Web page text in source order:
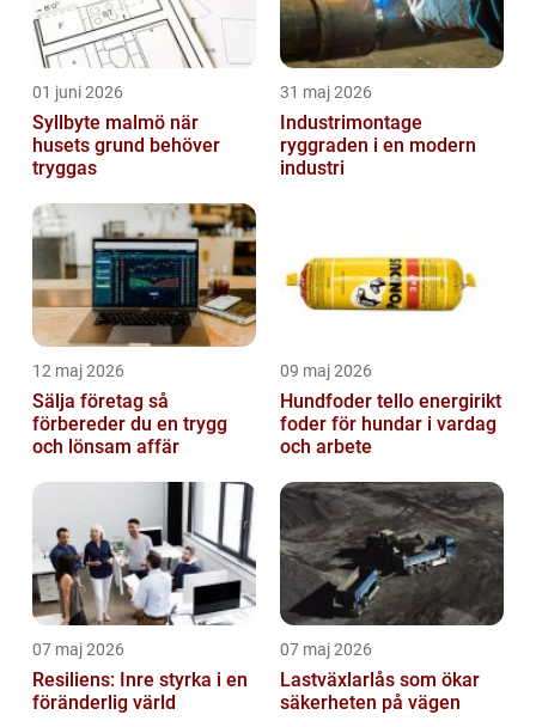
01 juni 2026
Syllbyte malmö när
husets grund behöver
tryggas
31 maj 2026
Industrimontage
ryggraden i en modern
industri
12 maj 2026
Sälja företag så
förbereder du en trygg
och lönsam affär
09 maj 2026
Hundfoder tello energirikt
foder för hundar i vardag
och arbete
07 maj 2026
Resiliens: Inre styrka i en
föränderlig värld
07 maj 2026
Lastväxlarlås som ökar
säkerheten på vägen